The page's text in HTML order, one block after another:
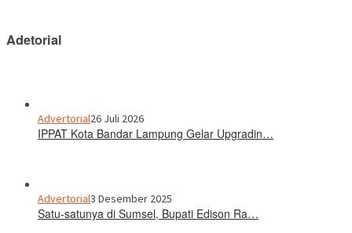
Adetorial
Advertorial26 Juli 2026
IPPAT Kota Bandar Lampung Gelar Upgradin…
Advertorial3 Desember 2025
Satu-satunya di Sumsel, Bupati Edison Ra…